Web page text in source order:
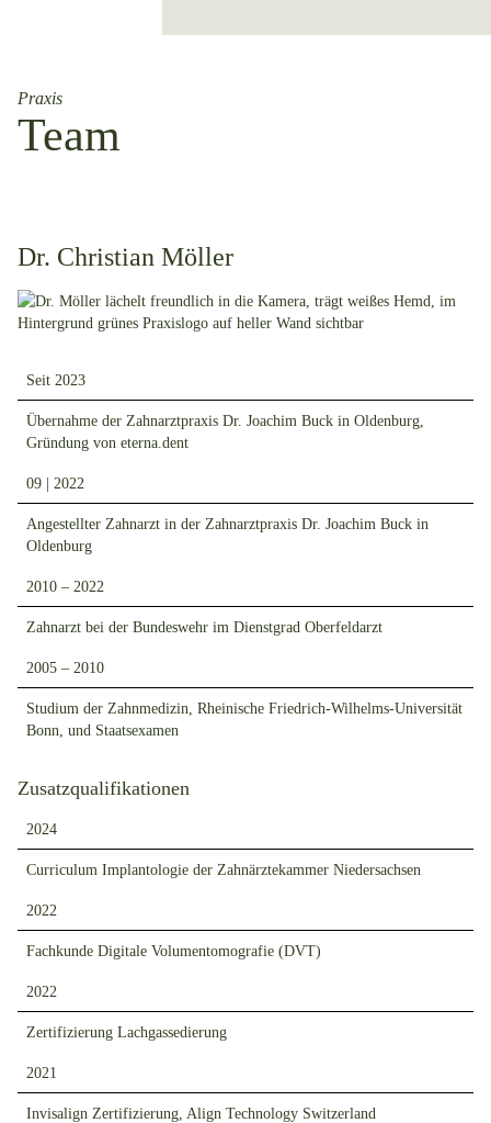
Praxis
Team
Dr. Christian Möller
Seit 2023
Übernahme der Zahnarztpraxis Dr. Joachim Buck in Oldenburg,
Gründung von eterna.dent
09 | 2022
Angestellter Zahnarzt in der Zahnarztpraxis Dr. Joachim Buck in
Oldenburg
2010 – 2022
Zahnarzt bei der Bundeswehr im Dienstgrad Oberfeldarzt
2005 – 2010
Studium der Zahnmedizin, Rheinische Friedrich-Wilhelms-Universität
Bonn, und Staatsexamen
Zusatzqualifikationen
2024
Curriculum Implantologie der Zahnärztekammer Niedersachsen
2022
Fachkunde Digitale Volumentomografie (DVT)
2022
Zertifizierung Lachgassedierung
2021
Invisalign Zertifizierung, Align Technology Switzerland